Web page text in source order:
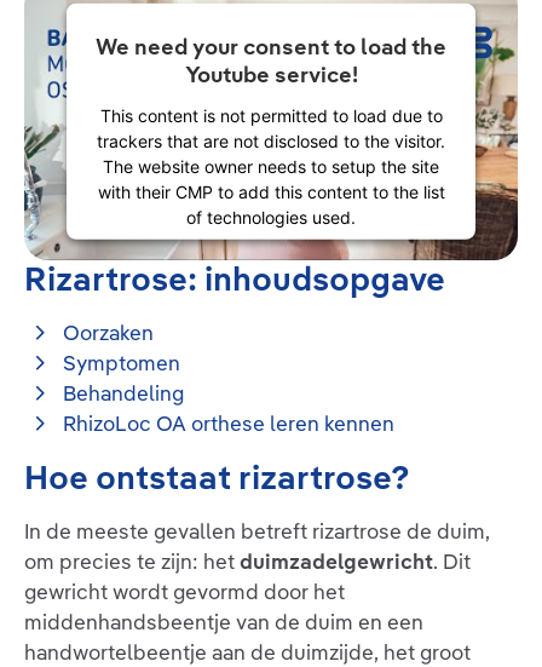
We need your consent to load the
Youtube service!
This content is not permitted to load due to
trackers that are not disclosed to the visitor.
The website owner needs to setup the site
with their CMP to add this content to the list
of technologies used.
Powered byUsercentrics Consent
Management Platform
Rizartrose: inhoudsopgave
Oorzaken
Symptomen
Behandeling
RhizoLoc OA orthese leren kennen
Hoe ontstaat rizartrose?
In de meeste gevallen betreft rizartrose de duim,
om precies te zijn: hetduimzadelgewricht. Dit
gewricht wordt gevormd door het
middenhandsbeentje van de duim en een
handwortelbeentje aan de duimzijde, het groot